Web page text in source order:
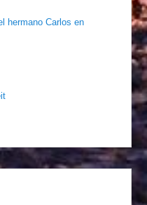
hermano Carlos en